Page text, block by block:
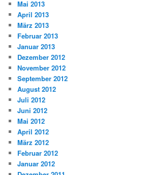
Mai 2013
April 2013
März 2013
Februar 2013
Januar 2013
Dezember 2012
November 2012
September 2012
August 2012
Juli 2012
Juni 2012
Mai 2012
April 2012
März 2012
Februar 2012
Januar 2012